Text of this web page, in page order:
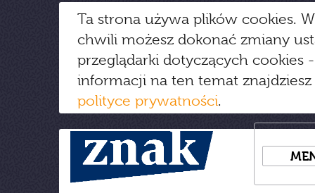
Ta strona używa plików cookies.
chwili możesz dokonać zmiany
przeglądarki dotyczących cookies
informacji na ten temat
polityce prywatności.